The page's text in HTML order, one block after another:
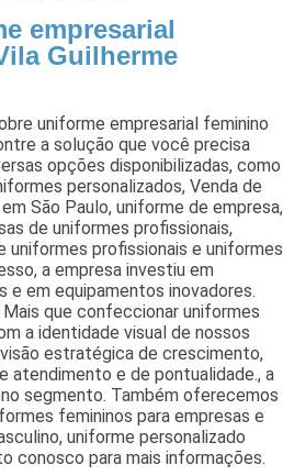
empresarial
Guilherme
uniforme empresarial feminino
a solução que você precisa
opções disponibilizadas, como
personalizados, Venda de
São Paulo, uniforme de empresa,
de uniformes profissionais,
uniformes profissionais e uniformes
a empresa investiu em
em equipamentos inovadores.
que confeccionar uniformes
a identidade visual de nossos
estratégica de crescimento,
atendimento e de pontualidade., a
segmento. Também oferecemos
femininos para empresas e
uniforme personalizado
conosco para mais informações.